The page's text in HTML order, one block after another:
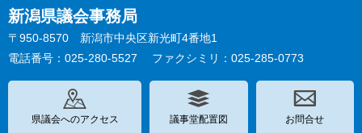
新潟県議会事務局
〒950-8570 新潟市中央区新光町4番地1
電話番号：025-280-5527
ファクシミリ：025-285-0773
県議会へのアクセス 議事堂配置図 お問合せ